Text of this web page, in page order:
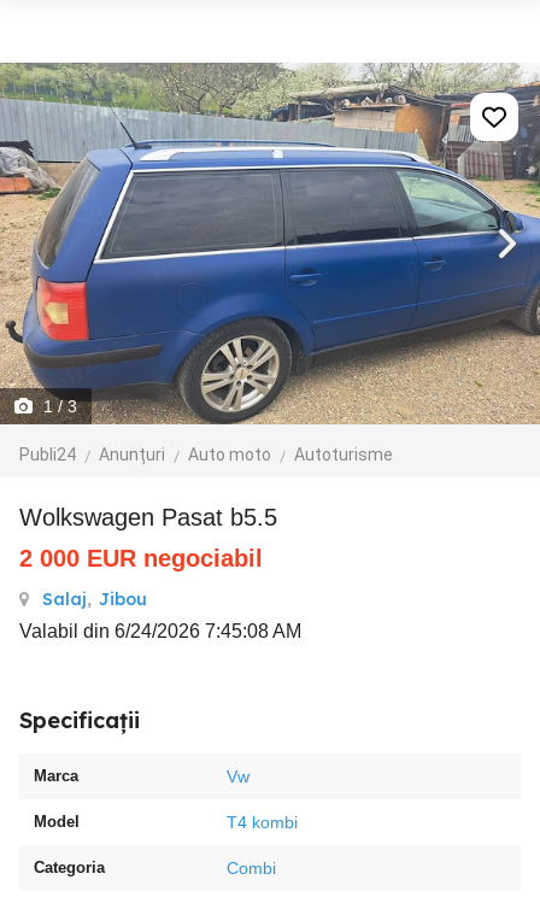
1/ 3
Publi24 Anunțuri Auto moto Autoturisme
Wolkswagen Pasat b5.5
2 000 EUR negociabil
Salaj, Jibou
Valabil din 6/24/2026 7:45:08 AM
Specificații
Marca Vw
Model T4 kombi
Categoria Combi